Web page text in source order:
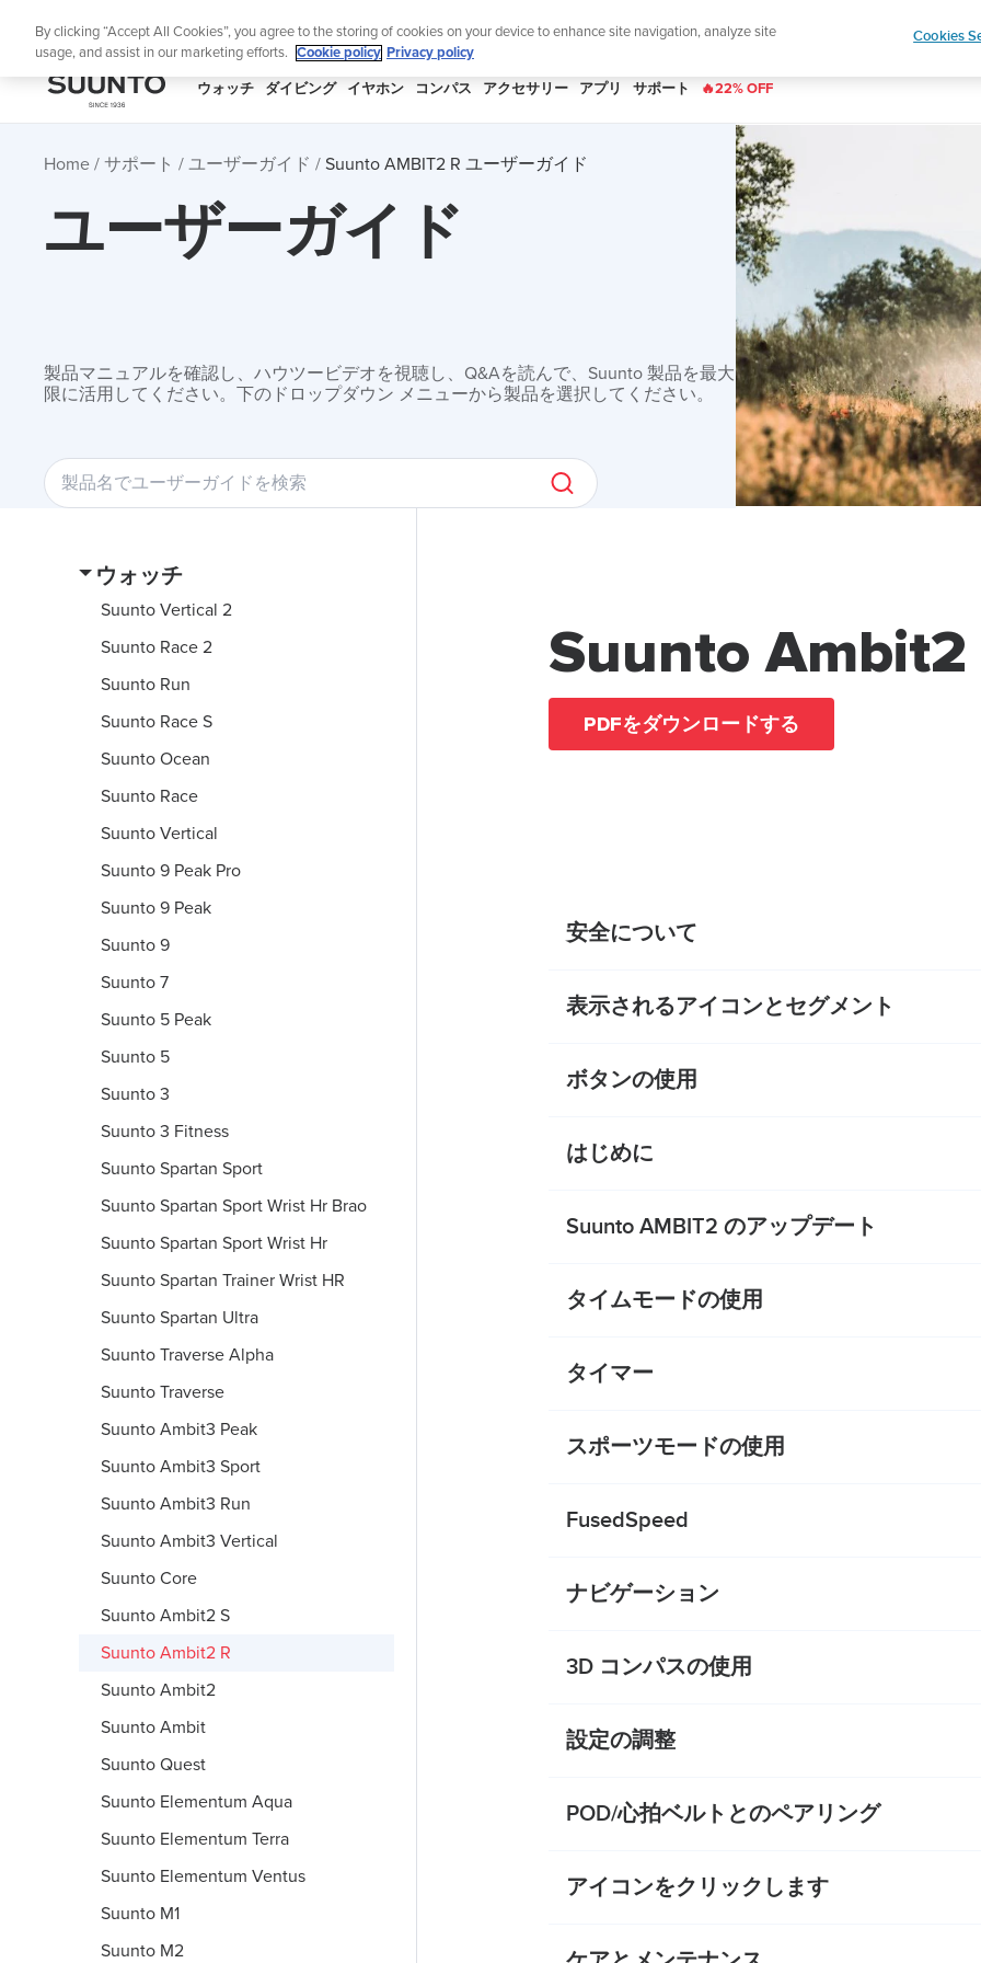
ニュースレターに登録すると、5％オフになります。|返
SUUNTO
ウォッチ ダイビング イヤホン コンパス アクセサリー アプリ サポート 🔥22% OFF
Home サポート ユーザーガイド Suunto AMBIT2 R ユーザーガイド
ユーザーガイド
製品マニュアルを確認し、ハウツービデオを視聴し、Q&Aを読んで、Suunto 製品を最大
限に活用してください。下のドロップダウン メニューから製品を選択してください。
ウォッチ
Suunto Vertical 2
Suunto Race 2
Suunto Run
Suunto Race S
Suunto Ocean
Suunto Race
Suunto Vertical
Suunto 9 Peak Pro
Suunto 9 Peak
Suunto 9
Suunto 7
Suunto 5 Peak
Suunto 5
Suunto 3
Suunto 3 Fitness
Suunto Spartan Sport
Suunto Spartan Sport Wrist Hr Brao
Suunto Spartan Sport Wrist Hr
Suunto Spartan Trainer Wrist HR
Suunto Spartan Ultra
Suunto Traverse Alpha
Suunto Traverse
Suunto Ambit3 Peak
Suunto Ambit3 Sport
Suunto Ambit3 Run
Suunto Ambit3 Vertical
Suunto Core
Suunto Ambit2 S
Suunto Ambit2 R
Suunto Ambit2
Suunto Ambit
Suunto Quest
Suunto Elementum Aqua
Suunto Elementum Terra
Suunto Elementum Ventus
Suunto M1
Suunto M2
Suunto Ambit2
PDFをダウンロードする
安全について
表示されるアイコンとセグメント
ボタンの使用
はじめに
Suunto AMBIT2 のアップデート
タイムモードの使用
タイマー
スポーツモードの使用
FusedSpeed
ナビゲーション
3D コンパスの使用
設定の調整
POD/心拍ベルトとのペアリング
アイコンをクリックします
By clicking “Accept All Cookies”, you agree to the storing of cookies on your device to enhance site navigation, analyze site
usage, and assist in our marketing efforts.
Cookie policy Privacy policy
Cookies